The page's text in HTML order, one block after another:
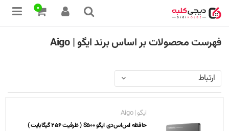
0
فهرست محصولات بر اساس برند ایگو | Aigo
ارتباط
ایگو | Aigo
حافظه اس‌اس‌دی ایگو S500 ( ظرفیت 256 گیگابایت )